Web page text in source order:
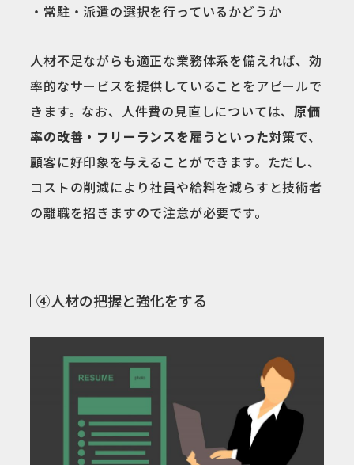
・常駐・派遣の選択を行っているかどうか
人材不足ながらも適正な業務体系を備えれば、効
率的なサービスを提供していることをアピールで
きます。なお、人件費の見直しについては、 原価
率の改善・フリーランスを雇うといった対策で、
顧客に好印象を与えることができます。ただし、
コストの削減により社員や給料を減らすと技術者
の離職を招きますので注意が必要です。
④人材の把握と強化をする